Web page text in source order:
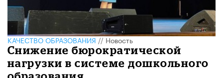
КАЧЕСТВО ОБРАЗОВАНИЯ//Новость
Снижение бюрократической
нагрузки в системе дошкольного